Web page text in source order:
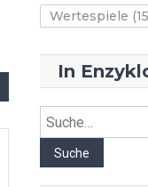
Wertespiele
In
Suche
Suche